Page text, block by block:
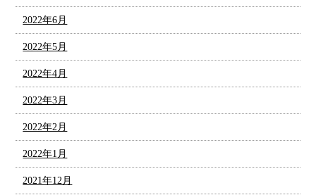
2022年6月
2022年5月
2022年4月
2022年3月
2022年2月
2022年1月
2021年12月